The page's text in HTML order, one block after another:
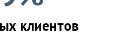
клиентов